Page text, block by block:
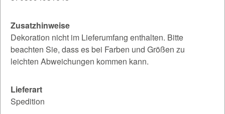
Zusatzhinweise
Dekoration nicht im Lieferumfang enthalten. Bitte
beachten Sie, dass es bei Farben und Größen zu
leichten Abweichungen kommen kann.
Lieferart
Spedition